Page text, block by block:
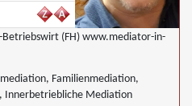
(FH) www.mediator-in-
Familienmediation,
Innerbetriebliche Mediation